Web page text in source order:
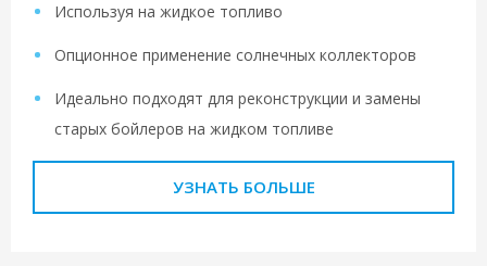
Используя на жидкое топливо
Опционное применение солнечных коллекторов
Идеально подходят для реконструкции и замены
старых бойлеров на жидком топливе
УЗНАТЬ БОЛЬШЕ